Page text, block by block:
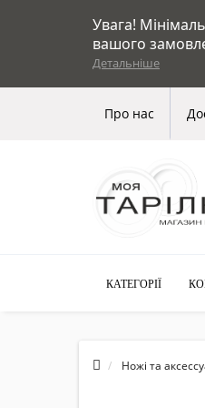
Увага!
вашого
Детальніше
Про нас
КАТЕГОРІЇ
Ножі та